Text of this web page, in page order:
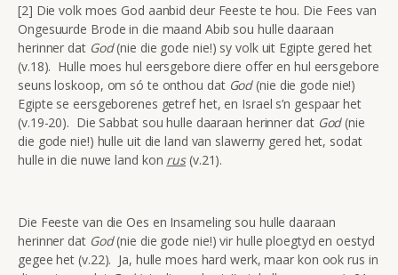
[2] Die volk moes God aanbid deur Feeste te hou. Die Fees van
Ongesuurde Brode in die maand Abib sou hulle daaraan
herinner dat God(nie die gode nie!) sy volk uit Egipte gered het
(v.18). Hulle moes hul eersgebore diere offer en hul eersgebore
seuns loskoop, om só te onthou dat God(nie die gode nie!)
Egipte se eersgeborenes getref het, en Israel s’n gespaar het
(v.19-20). Die Sabbat sou hulle daaraan herinner dat God(nie
die gode nie!) hulle uit die land van slawerny gered het, sodat
hulle in die nuwe land kon rus(v.21).
Die Feeste van die Oes en Insameling sou hulle daaraan
herinner dat God(nie die gode nie!) vir hulle ploegtyd en oestyd
gegee het (v.22). Ja, hulle moes hard werk, maar kon ook rus in